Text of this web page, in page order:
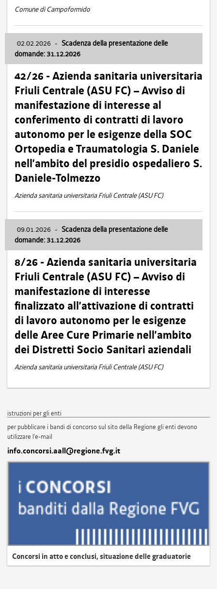
Comune di Campoformido
02.02.2026 - Scadenza della presentazione delle
domande: 31.12.2026
42/26 - Azienda sanitaria universitaria
Friuli Centrale (ASU FC) – Avviso di
manifestazione di interesse al
conferimento di contratti di lavoro
autonomo per le esigenze della SOC
Ortopedia e Traumatologia S. Daniele
nell’ambito del presidio ospedaliero S.
Daniele-Tolmezzo
Azienda sanitaria universitaria Friuli Centrale (ASU FC)
09.01.2026 - Scadenza della presentazione delle
domande: 31.12.2026
8/26 - Azienda sanitaria universitaria
Friuli Centrale (ASU FC) – Avviso di
manifestazione di interesse
finalizzato all’attivazione di contratti
di lavoro autonomo per le esigenze
delle Aree Cure Primarie nell’ambito
dei Distretti Socio Sanitari aziendali
Azienda sanitaria universitaria Friuli Centrale (ASU FC)
istruzioni per gli enti
per pubblicare i bandi di concorso sul sito della Regione gli enti devono
utilizzare l'e-mail
info.concorsi.aall@regione.fvg.it
Concorsi in atto e conclusi, situazione delle graduatorie